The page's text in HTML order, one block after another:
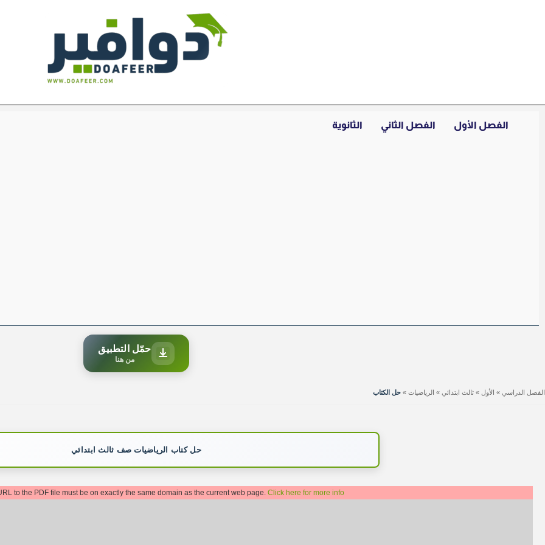
الفصل الأول الفصل الثاني الثانوية
حمّل التطبيق
من هنا
الفصل الدراسي » الأول » ثالث ابتدائي » الرياضيات » حل الكتاب
حل كتاب الرياضيات صف ثالث ابتدائي
to the PDF file must be on exactly the same domain as the current web page. Click here for more info